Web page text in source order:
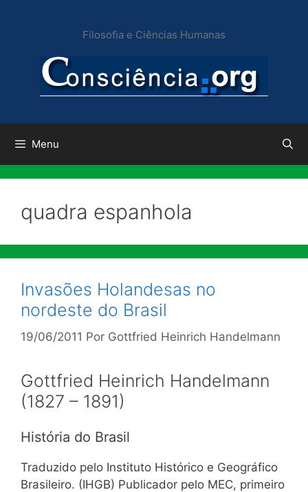
conteúdo
Filosofia e Ciências Humanas
Menu
quadra espanhola
Invasões Holandesas no
nordeste do Brasil
19/06/2011 Por Gottfried Heinrich Handelmann
Gottfried Heinrich Handelmann
(1827 – 1891)
História do Brasil
Traduzido pelo Instituto Histórico e Geográfico
Brasileiro. (IHGB) Publicador pelo MEC, primeiro